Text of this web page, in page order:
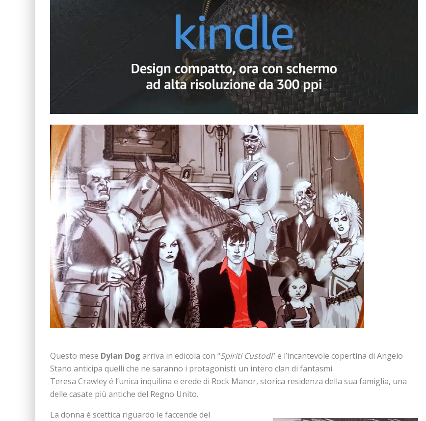
Questo mese Dylan Dog arriva in edicola con “Spiriti Custodi” e l’incantevole copertina di Angelo
Stano anticipa quelli che ne saranno i protagonisti: un intero clan di fantasmi.
Teresa Crawley é l’unica inquilina e erede di Rock Manor, storica residenza della sua famiglia, una
delle casate più antiche del Regno Unito.
La donna é scettica riguardo le faccende del